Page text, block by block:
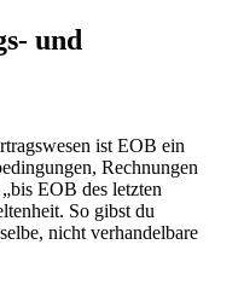
und
ist EOB ein
Rechnungen
EOB des letzten
So gibst du
nicht verhandelbare